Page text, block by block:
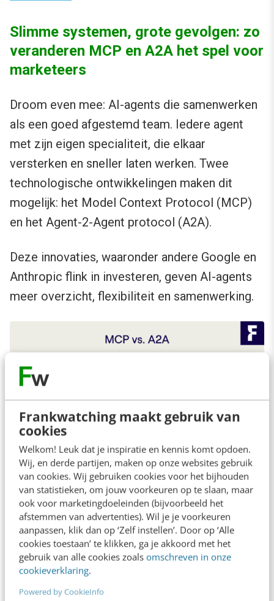
Frankwatching maakt gebruik van
cookies
Welkom! Leuk dat je inspiratie en kennis komt opdoen.
Wij, en derde partijen, maken op onze websites gebruik
van cookies. Wij gebruiken cookies voor het bijhouden
van statistieken, om jouw voorkeuren op te slaan, maar
ook voor marketingdoeleinden (bijvoorbeeld het
afstemmen van advertenties). Wil je je voorkeuren
aanpassen, klik dan op ‘Zelf instellen’. Door op ‘Alle
cookies toestaan’ te klikken, ga je akkoord met het
gebruik van alle cookies zoals omschreven in onze
cookieverklaring.
Powered by CookieInfo
Slimme systemen, grote gevolgen: zo
veranderen MCP en A2A het spel voor
marketeers
Droom even mee: AI-agents die samenwerken
als een goed afgestemd team. Iedere agent
met zijn eigen specialiteit, die elkaar
versterken en sneller laten werken. Twee
technologische ontwikkelingen maken dit
mogelijk: het Model Context Protocol (MCP)
en het Agent-2-Agent protocol (A2A).
Deze innovaties, waaronder andere Google en
Anthropic flink in investeren, geven AI-agents
meer overzicht, flexibiliteit en samenwerking.
MCP: het Zwitsers zakmes van je AI
HetModel Context Protocol (MCP)is een
open standaard die AI-agents toegang geeft
tot tools, externe data en context. Je kunt
MCP zien als een slim plugin-systeem voor je